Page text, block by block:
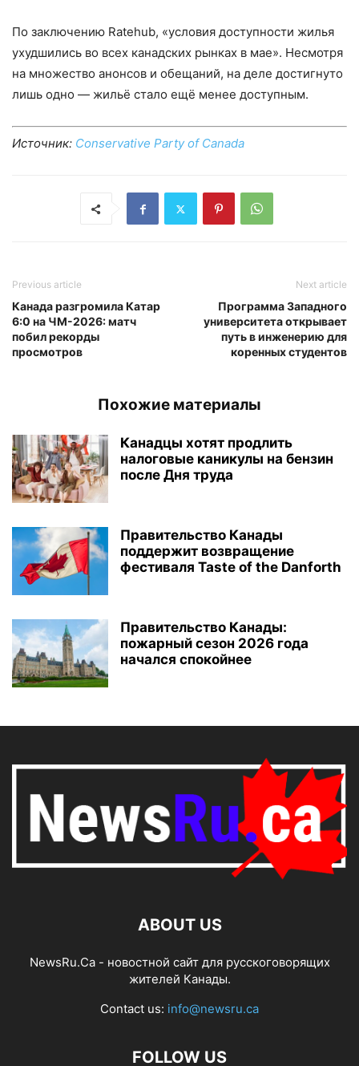
По заключению Ratehub, «условия доступности жилья
ухудшились во всех канадских рынках в мае». Несмотря
на множество анонсов и обещаний, на деле достигнуто
лишь одно — жильё стало ещё менее доступным.
Источник: Conservative Party of Canada
Previous article
Канада разгромила Катар
6:0 на ЧМ-2026: матч
побил рекорды
просмотров
Next article
Программа Западного
университета открывает
путь в инженерию для
коренных студентов
Похожие материалы
Канадцы хотят продлить
налоговые каникулы на бензин
после Дня труда
Правительство Канады
поддержит возвращение
фестиваля Taste of the Danforth
Правительство Канады:
пожарный сезон 2026 года
начался спокойнее
ABOUT US
NewsRu.Ca - новостной сайт для русскоговорящих
жителей Канады.
Contact us: info@newsru.ca
FOLLOW US